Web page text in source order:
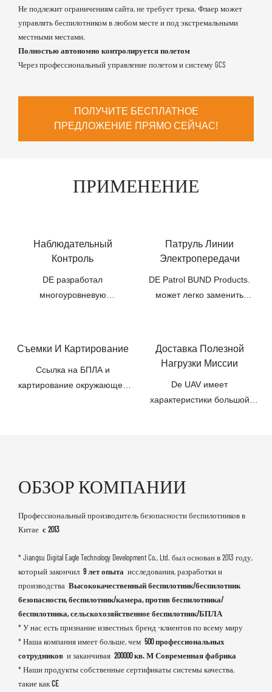
Не подлежит ограничениям сайта, не требует трека. Флаер может
управлять беспилотником в любом месте и под экстремальными
местными местами.
Полностью автономно контролируется полетом
Через профессиональный управление полетом и систему GCS
ПОЛУЧИТЕ БЕСПЛАТНОЕ
ПРЕДЛОЖЕНИЕ ПРЯМО СЕЙЧАС!
ПРИМЕНЕНИЕ
Наблюдательный
Контроль
DE разработал
многоуровневую
полиции по борьбе с
терроризмом во многих
городах. В то же время для
Патруль Линии
Электропередачи
DE Patrol BUND Products.
может легко заменить
работу энергосистемы
Съемки И Картирование
Ссылка на БПЛА и
картирование окружающей
также является важным
в городском строительстве
Доставка Полезной
Нагрузки Миссии
De UAV имеет
характеристики большой
соответствии с
Логистические беспилотники
ОБЗОР КОМПАНИИ
Профессиональный производитель безопасности беспилотников в
Китае с 2013
* Jiangsu Digital Eagle Technology Development Co., Ltd. был основан в 2013 году,
который закончил 9 лет опыта исследования, разработки и
производства Высококачественный беспилотник/беспилотник
безопасности, беспилотник/камера, против беспилотника/
беспилотника, сельскохозяйственное беспилотник/БПЛА
* У нас есть признание известных бренд -клиентов по всему миру
* Наша компания имеет больше, чем 500 профессиональных
сотрудников и заканчивая 200000 кв. М Современная фабрика
* Наши продукты собственные сертификаты системы качества,
такие какCE